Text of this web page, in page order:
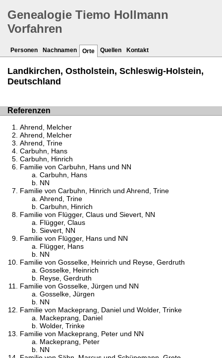
Genealogie Tiemo Hollmann
Vorfahren
Personen Nachnamen Orte Quellen Kontakt
Landkirchen, Ostholstein, Schleswig-Holstein,
Deutschland
Referenzen
Ahrend, Melcher
Ahrend, Melcher
Ahrend, Trine
Carbuhn, Hans
Carbuhn, Hinrich
Familie von Carbuhn, Hans und NN
Carbuhn, Hans
NN
Familie von Carbuhn, Hinrich und Ahrend, Trine
Ahrend, Trine
Carbuhn, Hinrich
Familie von Flügger, Claus und Sievert, NN
Flügger, Claus
Sievert, NN
Familie von Flügger, Hans und NN
Flügger, Hans
NN
Familie von Gosselke, Heinrich und Reyse, Gerdruth
Gosselke, Heinrich
Reyse, Gerdruth
Familie von Gosselke, Jürgen und NN
Gosselke, Jürgen
NN
Familie von Mackeprang, Daniel und Wolder, Trinke
Mackeprang, Daniel
Wolder, Trinke
Familie von Mackeprang, Peter und NN
Mackeprang, Peter
NN